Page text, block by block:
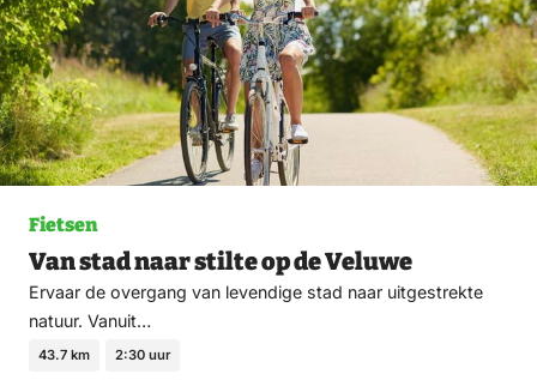
Fietsen
Van stad naar stilte op de Veluwe
Ervaar de overgang van levendige stad naar uitgestrekte
natuur. Vanuit…
43.7 km 2:30 uur